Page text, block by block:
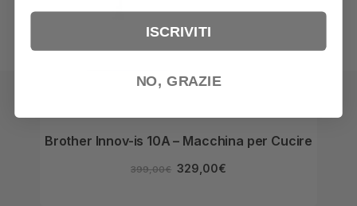
Brother Innov-is 10A – Macchina per Cucire
399,00€ 329,00€
ISCRIVITI
NO, GRAZIE